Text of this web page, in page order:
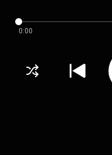
0:00